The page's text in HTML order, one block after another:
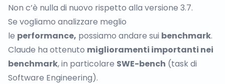
Non c’è nulla di nuovo rispetto alla versione 3.7.
Se vogliamo analizzare meglio
le performance, possiamo andare sui benchmark.
Claude ha ottenuto miglioramenti importanti nei
benchmark, in particolare SWE-bench (task di
Software Engineering).